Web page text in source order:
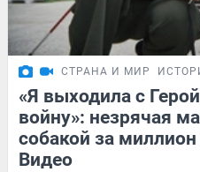
СТРАНА И МИР
«Я выходила с
войну»: незрячая
собакой за
Видео